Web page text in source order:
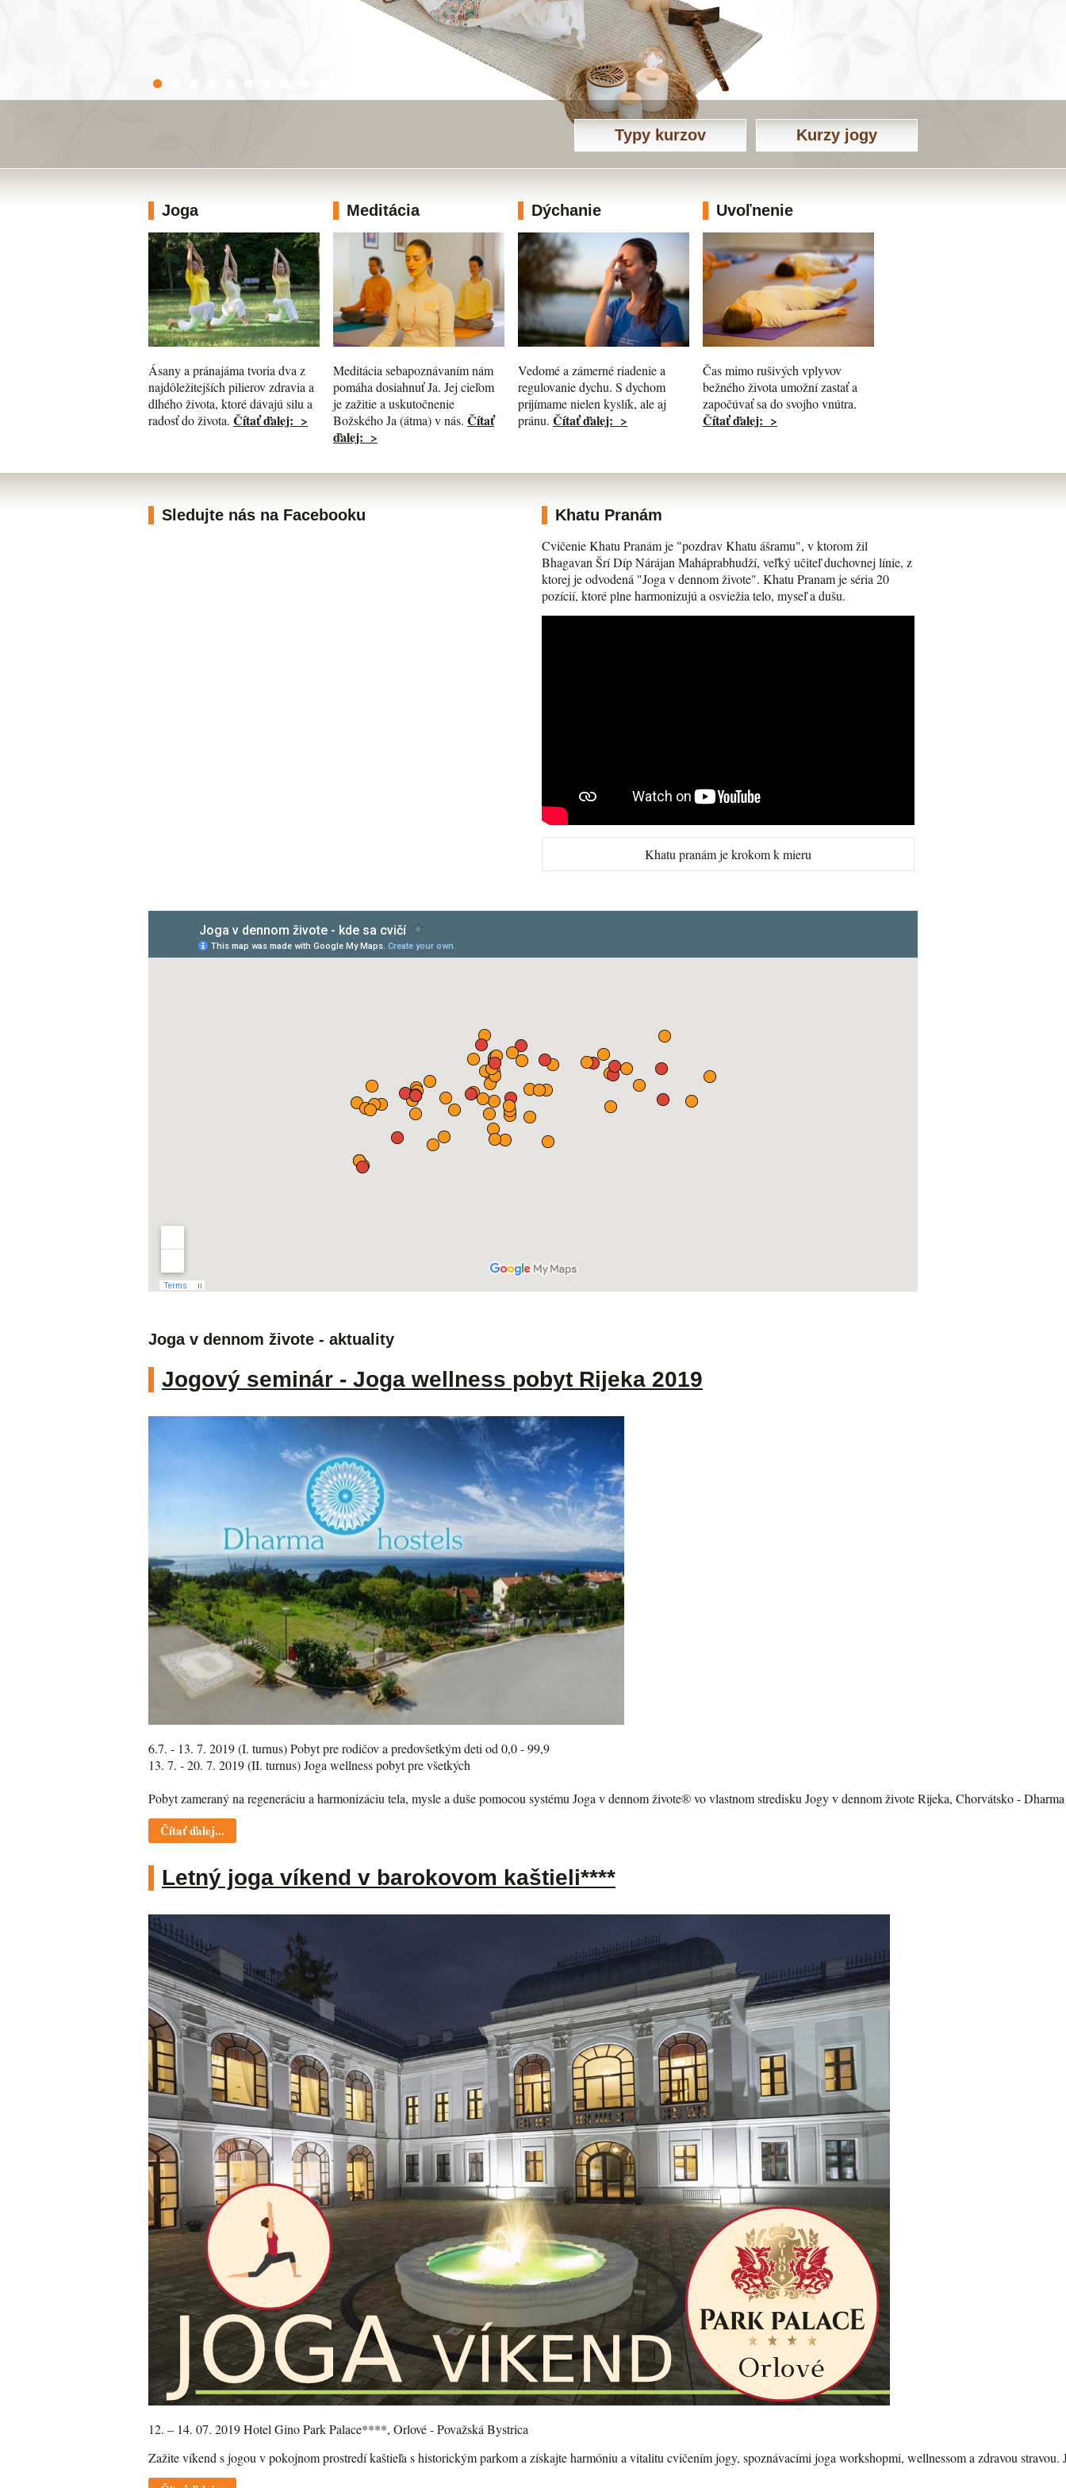
Typy kurzov Kurzy jogy
Joga
Ásany a pránajáma tvoria dva z
najdôležitejších pilierov zdravia a
dlhého života, ktoré dávajú silu a
radosť do života. Čítať ďalej: >
Meditácia
Meditácia sebapoznávaním nám
pomáha dosiahnuť Ja. Jej cieľom
je zažitie a uskutočnenie
Božského Ja (átma) v nás. Čítať
ďalej: >
Dýchanie
Vedomé a zámerné riadenie a
regulovanie dychu. S dychom
prijímame nielen kyslík, ale aj
pránu. Čítať ďalej: >
Uvoľnenie
Čas mimo rušivých vplyvov
bežného života umožní zastať a
započúvať sa do svojho vnútra.
Čítať ďalej: >
Sledujte nás na Facebooku Khatu Pranám
Cvičenie Khatu Pranám je "pozdrav Khatu ášramu", v ktorom žil
Bhagavan Šrí Díp Nárájan Maháprabhudží, veľký učiteľ duchovnej línie, z
ktorej je odvodená "Joga v dennom živote". Khatu Pranam je séria 20
pozícií, ktoré plne harmonizujú a osviežia telo, myseľ a dušu.
Khatu pranám je krokom k mieru
Joga v dennom živote - aktuality
Jogový seminár - Joga wellness pobyt Rijeka 2019
6.7. - 13. 7. 2019 (I. turnus) Pobyt pre rodičov a predovšetkým deti od 0,0 - 99,9
13. 7. - 20. 7. 2019 (II. turnus) Joga wellness pobyt pre všetkých
Pobyt zameraný na regeneráciu a harmonizáciu tela, mysle a duše pomocou systému Joga v dennom živote® vo vlastnom stredisku Jogy v dennom živote Rijeka, Chorvátsko -
Čítať ďalej...
Letný joga víkend v barokovom kaštieli****
12. – 14. 07. 2019 Hotel Gino Park Palace****, Orlové - Považská Bystrica
Zažite víkend s jogou v pokojnom prostredí kaštieľa s historickým parkom a získajte harmóniu a vitalitu cvičením jogy, spoznávacími joga workshopmi, wellnessom a zdravou